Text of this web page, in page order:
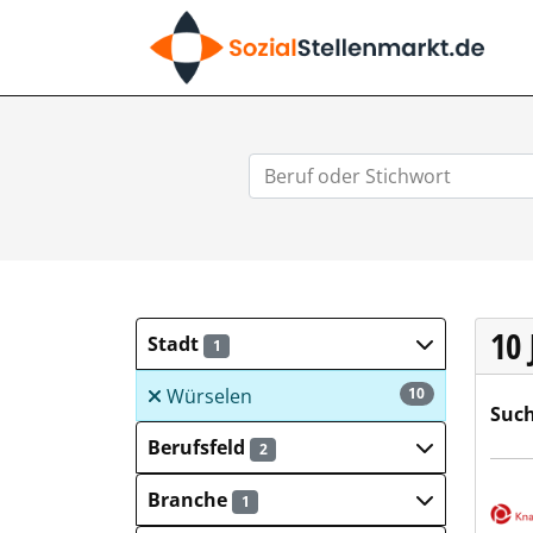
Stadt 1
10
Würselen
Berufsfeld
2
Branche 1
10